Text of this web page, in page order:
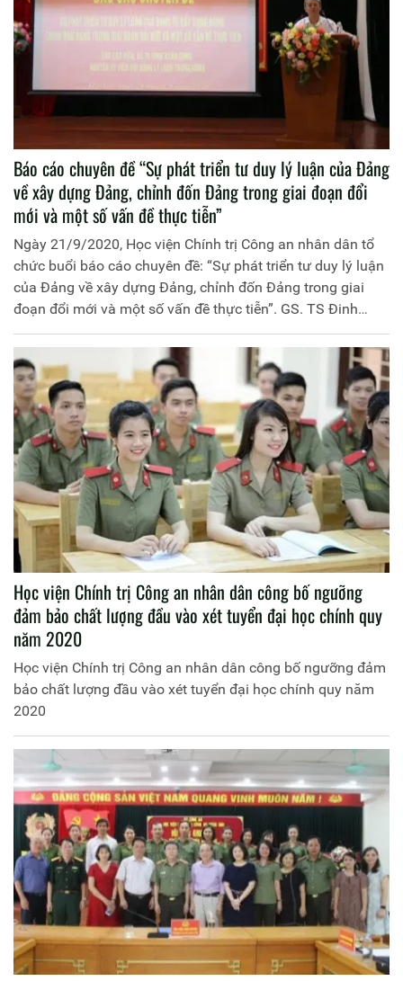
Báo cáo chuyên đề “Sự phát triển tư duy lý luận của Đảng
về xây dựng Đảng, chỉnh đốn Đảng trong giai đoạn đổi
mới và một số vấn đề thực tiễn”
Ngày 21/9/2020, Học viện Chính trị Công an nhân dân tổ
chức buổi báo cáo chuyên đề: “Sự phát triển tư duy lý luận
của Đảng về xây dựng Đảng, chỉnh đốn Đảng trong giai
đoạn đổi mới và một số vấn đề thực tiễn”. GS. TS Đinh
Xuân Dũng, nguyên Uỷ viên Hội đồng Lý luận Trung ương
là báo cáo viên, trực tiếp truyền đạt nội dung chuyên đề.
Tham dự buổi báo cáo chuyên đề có đại diện Ban Giám
đốc cùng toàn thể cán bộ, chiến sĩ của Học viện.
Học viện Chính trị Công an nhân dân công bố ngưỡng
đảm bảo chất lượng đầu vào xét tuyển đại học chính quy
năm 2020
Học viện Chính trị Công an nhân dân công bố ngưỡng đảm
bảo chất lượng đầu vào xét tuyển đại học chính quy năm
2020